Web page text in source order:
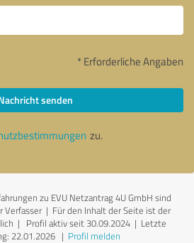
* Erforderliche Angaben
senden
zu.
zu EVU Netzantrag 4U GmbH sind
Verfasser | Für den Inhalt der Seite ist der
| Profil aktiv seit 30.09.2024 | Letzte
22.01.2026| Profil melden